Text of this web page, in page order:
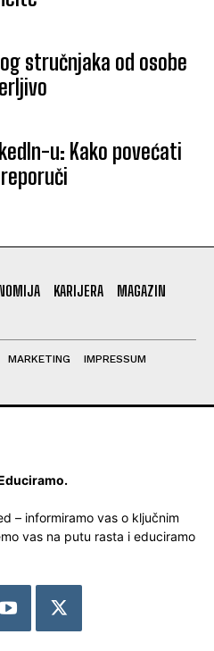
stručnjaka od osobe
u: Kako povećati
KARIJERA
MAGAZIN
MARKETING
IMPRESSUM
– informiramo vas o ključnim
vas na putu rasta i educiramo